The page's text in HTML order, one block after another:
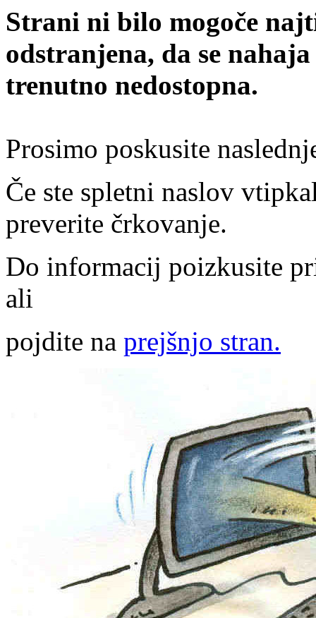
Strani ni bilo mogoče
odstranjena, da se
trenutno nedostopna.
Prosimo poskusite
Če ste spletni naslov
preverite črkovanje.
Do informacij poizkusite
ali
pojdite na prejšnjo stran.